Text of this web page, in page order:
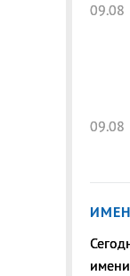
09.08
09.08